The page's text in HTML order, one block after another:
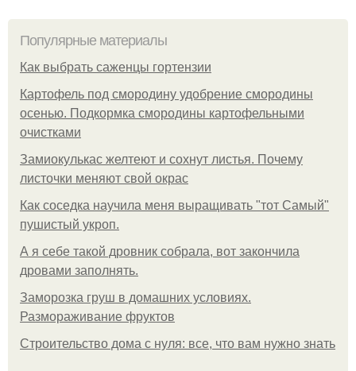
Популярные материалы
Как выбрать саженцы гортензии
Картофель под смородину удобрение смородины
осенью. Подкормка смородины картофельными
очистками
Замиокулькас желтеют и сохнут листья. Почему
листочки меняют свой окрас
Как соседка научила меня выращивать "тот Самый"
пушистый укроп.
А я себе такой дровник собрала, вот закончила
дровами заполнять.
Заморозка груш в домашних условиях.
Размораживание фруктов
Строительство дома с нуля: все, что вам нужно знать